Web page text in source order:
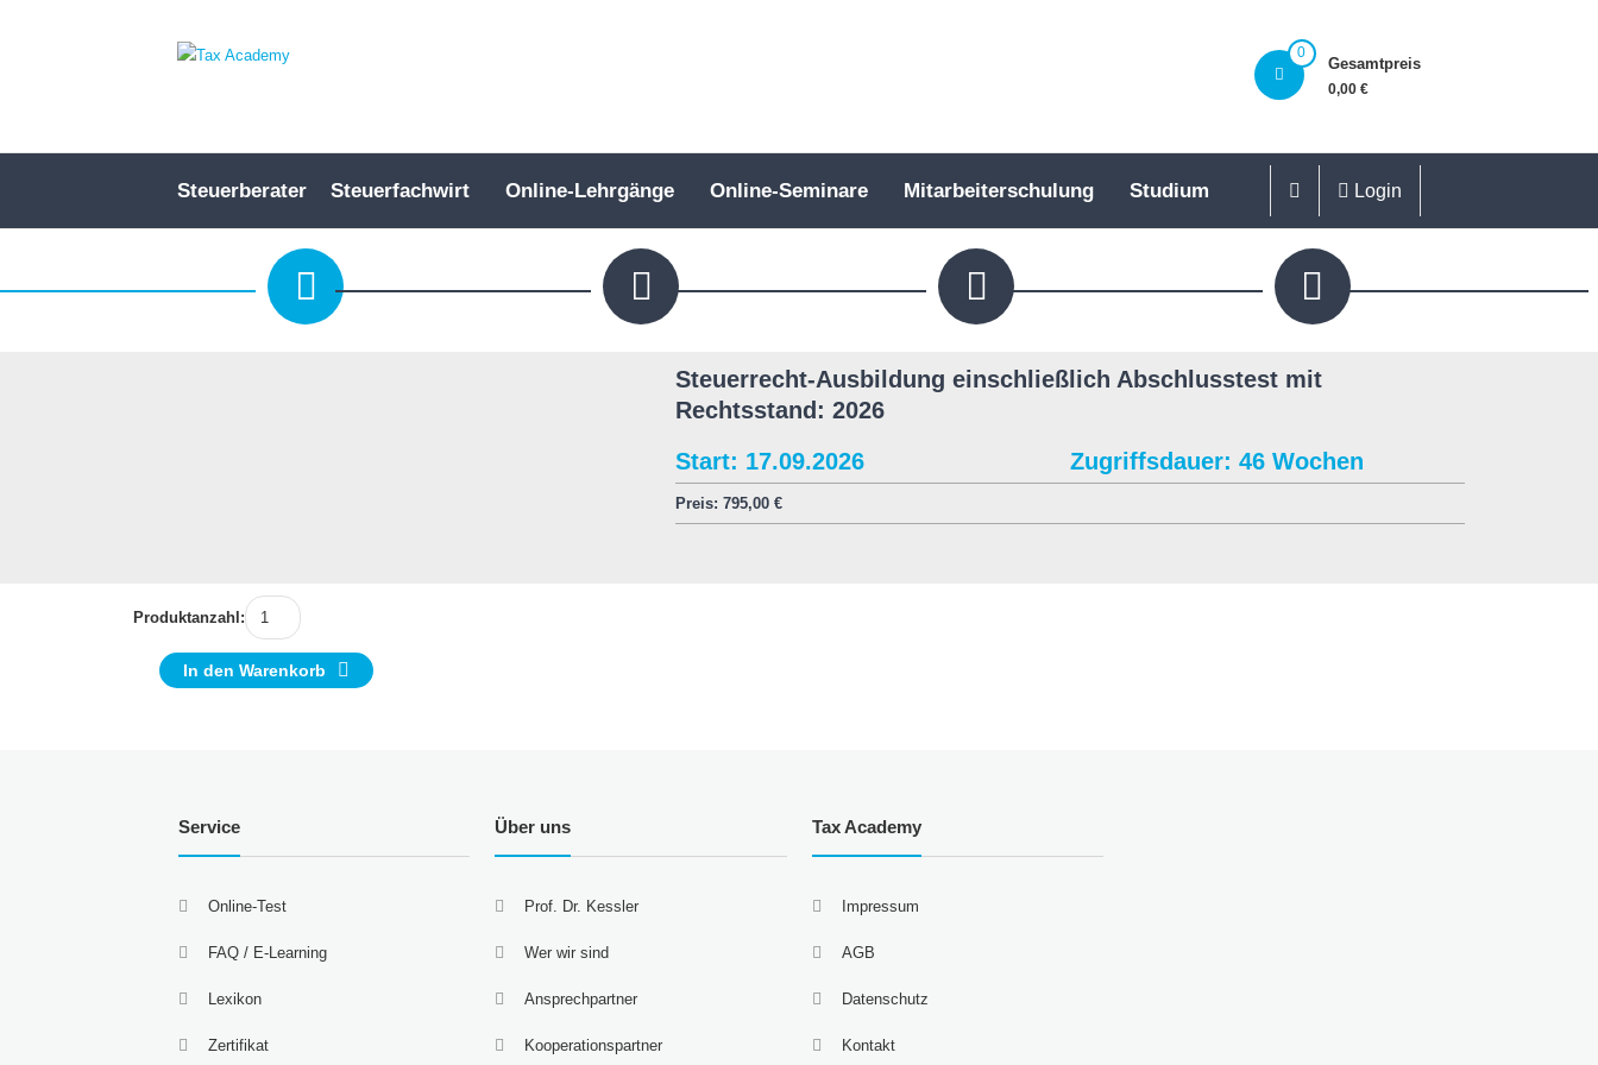
0
Gesamtpreis
0,00 €
Login
Steuerberater Steuerfachwirt Online-Lehrgänge Online-Seminare Mitarbeiterschulung Studium
Steuerrecht-Ausbildung einschließlich Abschlusstest mit
Rechtsstand: 2026
Start: 17.09.2026
Zugriffsdauer: 46 Wochen
Preis: 795,00 €
Produktanzahl:
In den Warenkorb
Service
Online-Test
FAQ / E-Learning
Lexikon
Zertifikat
Über uns
Prof. Dr. Kessler
Wer wir sind
Ansprechpartner
Kooperationspartner
Tax Academy
Impressum
AGB
Datenschutz
Kontakt